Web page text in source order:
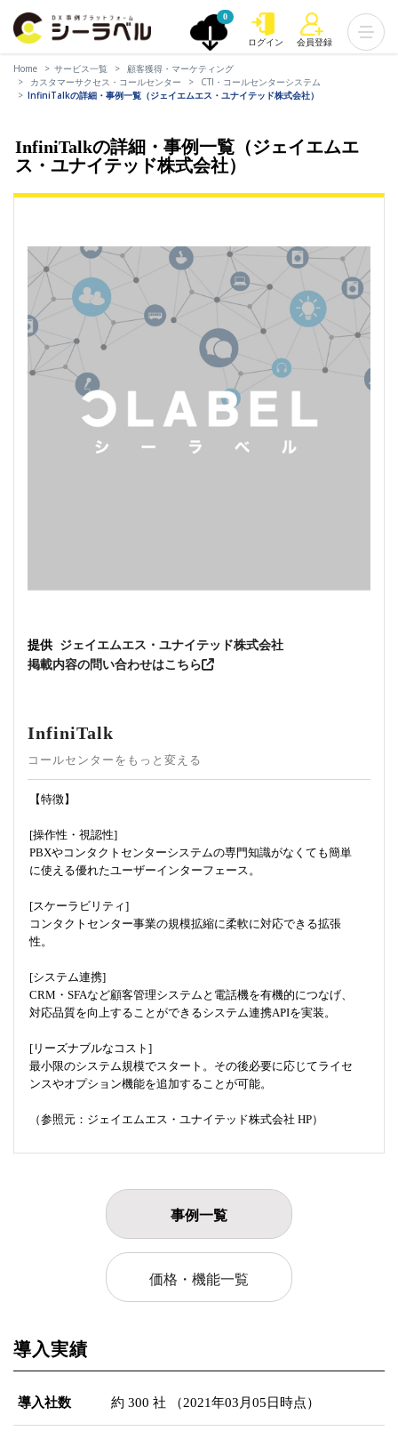
0
ログイン 会員登録
Home サービス一覧
顧客獲得・マーケティング
カスタマーサクセス・コールセンター
CTI・コールセンターシステム
InfiniTalkの詳細・事例一覧（ジェイエムエス・ユナイテッド株式会社）
InfiniTalkの詳細・事例一覧（ジェイエムエ
ス・ユナイテッド株式会社）
提供 ジェイエムエス・ユナイテッド株式会社
掲載内容の問い合わせはこちら
InfiniTalk
コールセンターをもっと変える
【特徴】
[操作性・視認性]
PBXやコンタクトセンターシステムの専門知識がなくても簡単
に使える優れたユーザーインターフェース。
[スケーラビリティ]
コンタクトセンター事業の規模拡縮に柔軟に対応できる拡張
性。
[システム連携]
CRM・SFAなど顧客管理システムと電話機を有機的につなげ、
対応品質を向上することができるシステム連携APIを実装。
[リーズナブルなコスト]
最小限のシステム規模でスタート。その後必要に応じてライセ
ンスやオプション機能を追加することが可能。
（参照元：ジェイエムエス・ユナイテッド株式会社 HP）
事例一覧
価格・機能一覧
導入実績
導入社数 約 300 社 （2021年03月05日時点）